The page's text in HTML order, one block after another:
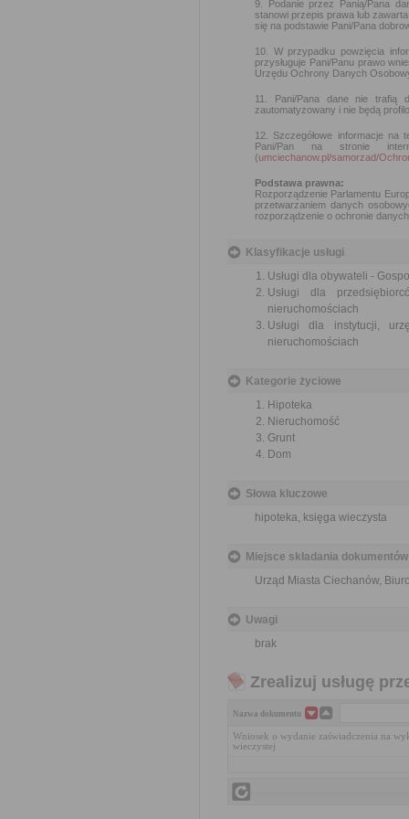
9. Podanie przez Panią/Pana
stanowi przepis prawa lub
się na podstawie Pani/Pana
10. W przypadku powzięcia
przysługuje Pani/Panu prawo
Urzędu Ochrony Danych
11. Pani/Pana dane nie trafią
zautomatyzowany i nie będą
12. Szczegółowe informacje na
Pani/Pan na stronie
(umciechanow.pl/samorzad/
Podstawa prawna:
Rozporządzenie Parlamentu
przetwarzaniem danych
rozporządzenie o ochronie
Klasyfikacje usługi
Usługi dla obywateli -
Usługi dla
nieruchomościach
Usługi dla instytucji,
nieruchomościach
Kategorie życiowe
Hipoteka
Nieruchomość
Grunt
Dom
Słowa kluczowe
hipoteka, księga wieczysta
Miejsce składania dokumentów
Urząd Miasta Ciechanów,
Uwagi
brak
Zrealizuj usługę
Nazwa dokumentu
Wniosek o wydanie zaświadczenia na
wieczystej